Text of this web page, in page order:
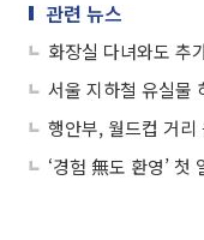
관련 뉴스
‘경험 無도 환영’ 첫